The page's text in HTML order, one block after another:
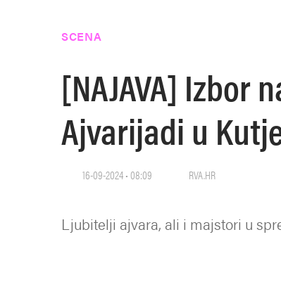
SCENA
[NAJAVA] Izbor
Ajvarijadi u
16-09-2024 • 08:09 RVA.HR
Ljubitelji ajvara, ali i majstori u